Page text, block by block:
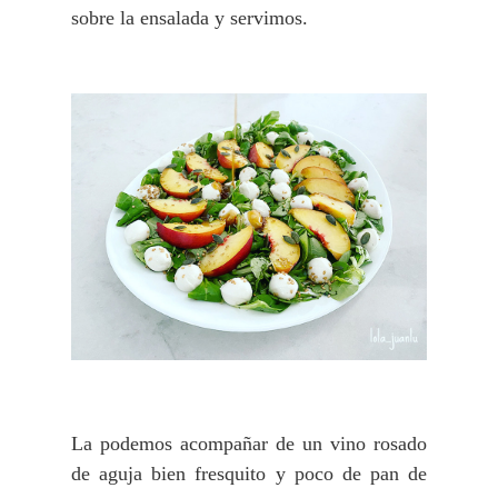
sobre la ensalada y servimos.
La podemos acompañar de un vino rosado
de aguja bien fresquito y poco de pan de